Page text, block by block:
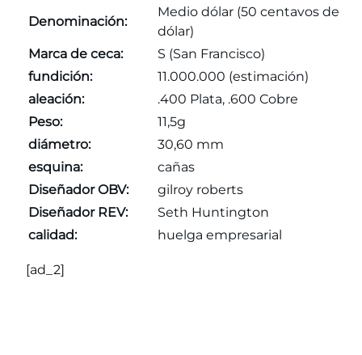
Denominación:
Medio dólar (50 centavos de
dólar)
Marca de ceca:
S (San Francisco)
fundición:
11.000.000 (estimación)
aleación:
.400 Plata, .600 Cobre
Peso:
11,5g
diámetro:
30,60 mm
esquina:
cañas
Diseñador OBV:
gilroy roberts
Diseñador REV:
Seth Huntington
calidad:
huelga empresarial
[ad_2]